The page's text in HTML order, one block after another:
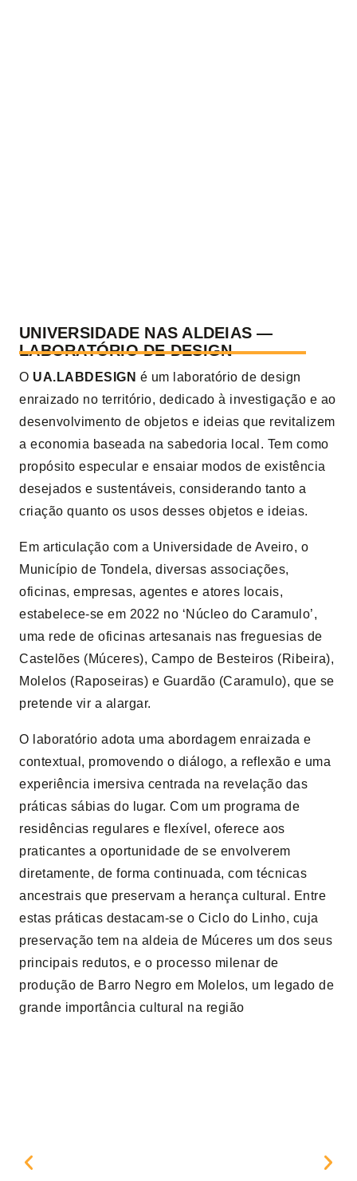
UNIVERSIDADE NAS ALDEIAS —
LABORATÓRIO DE DESIGN
O UA.LABDESIGN é um laboratório de design
enraizado no território, dedicado à investigação e ao
desenvolvimento de objetos e ideias que revitalizem
a economia baseada na sabedoria local. Tem como
propósito especular e ensaiar modos de existência
desejados e sustentáveis, considerando tanto a
criação quanto os usos desses objetos e ideias.
Em articulação com a Universidade de Aveiro, o
Município de Tondela, diversas associações,
oficinas, empresas, agentes e atores locais,
estabelece-se em 2022 no ‘Núcleo do Caramulo’,
uma rede de oficinas artesanais nas freguesias de
Castelões (Múceres), Campo de Besteiros (Ribeira),
Molelos (Raposeiras) e Guardão (Caramulo), que se
pretende vir a alargar.
O laboratório adota uma abordagem enraizada e
contextual, promovendo o diálogo, a reflexão e uma
experiência imersiva centrada na revelação das
práticas sábias do lugar. Com um programa de
residências regulares e flexível, oferece aos
praticantes a oportunidade de se envolverem
diretamente, de forma continuada, com técnicas
ancestrais que preservam a herança cultural. Entre
estas práticas destacam-se o Ciclo do Linho, cuja
preservação tem na aldeia de Múceres um dos seus
principais redutos, e o processo milenar de
produção de Barro Negro em Molelos, um legado de
grande importância cultural na região